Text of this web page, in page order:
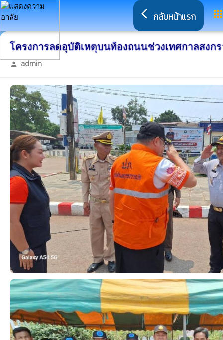
arrow_back_ios กลับหน้าแรก apps
โครงการลดอุบัติเหตุบนท้องถนนช่วงเทศกาลสงกร
person admin